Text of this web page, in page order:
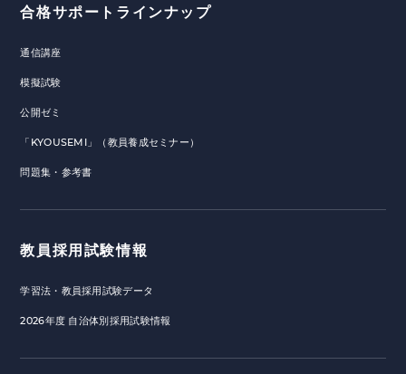
合格サポートラインナップ
通信講座
模擬試験
公開ゼミ
「KYOUSEMI」（教員養成セミナー）
問題集・参考書
教員採用試験情報
学習法・教員採用試験データ
2026年度 自治体別採用試験情報